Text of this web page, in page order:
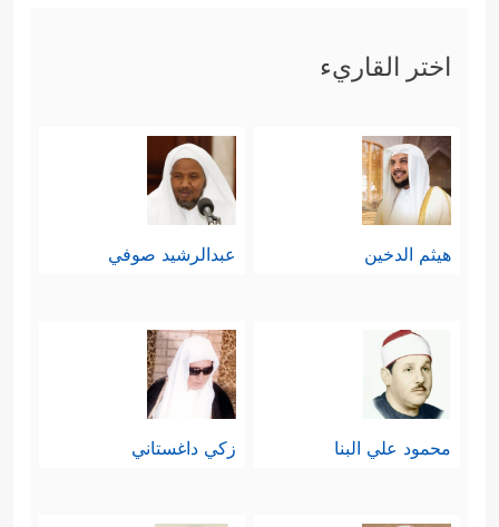
اختر القاريء
هيثم الدخين عبدالرشيد صوفي
محمود علي البنا زكي داغستاني